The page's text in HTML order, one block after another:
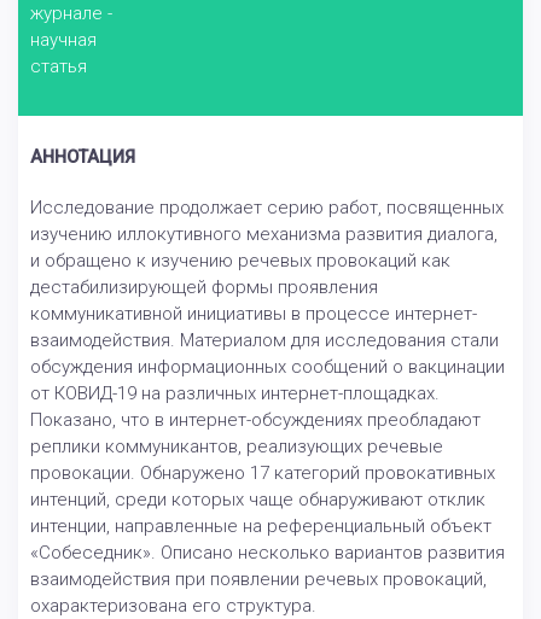
журнале -
научная
статья
АННОТАЦИЯ
Исследование продолжает серию работ, посвященных
изучению иллокутивного механизма развития диалога,
и обращено к изучению речевых провокаций как
дестабилизирующей формы проявления
коммуникативной инициативы в процессе интернет-
взаимодействия. Материалом для исследования стали
обсуждения информационных сообщений о вакцинации
от КОВИД-19 на различных интернет-площадках.
Показано, что в интернет-обсуждениях преобладают
реплики коммуникантов, реализующих речевые
провокации. Обнаружено 17 категорий провокативных
интенций, среди которых чаще обнаруживают отклик
интенции, направленные на референциальный объект
«Собеседник». Описано несколько вариантов развития
взаимодействия при появлении речевых провокаций,
охарактеризована его структура.